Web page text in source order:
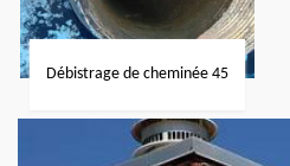
Débistrage de cheminée 45